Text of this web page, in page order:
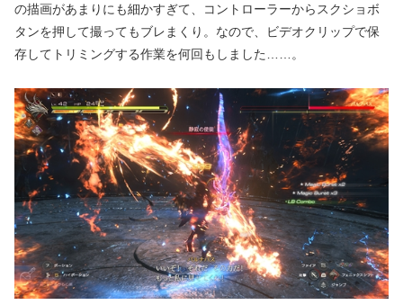
の描画があまりにも細かすぎて、コントローラーからスクショボ
タンを押して撮ってもブレまくり。なので、ビデオクリップで保
存してトリミングする作業を何回もしました……。